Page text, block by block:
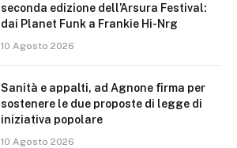
seconda edizione dell’Arsura Festival:
dai Planet Funk a Frankie Hi-Nrg
10 Agosto 2026
Sanità e appalti, ad Agnone firma per
sostenere le due proposte di legge di
iniziativa popolare
10 Agosto 2026